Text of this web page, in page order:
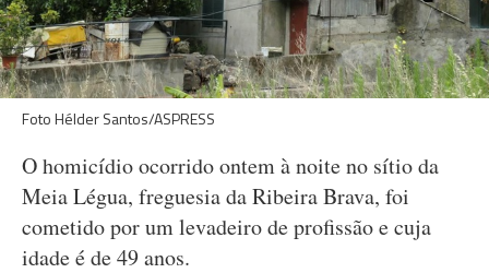
Foto Hélder Santos/ASPRESS
O homicídio ocorrido ontem à noite no sítio da
Meia Légua, freguesia da Ribeira Brava, foi
cometido por um levadeiro de profissão e cuja
idade é de 49 anos.